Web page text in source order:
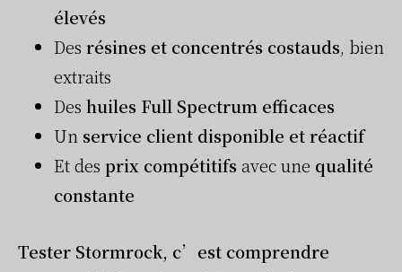
élevés
Des résines et concentrés costauds, bien
extraits
Des huiles Full Spectrum efficaces
Un service client disponible et réactif
Et des prix compétitifs avec une qualité
constante
Tester Stormrock, c’est comprendre